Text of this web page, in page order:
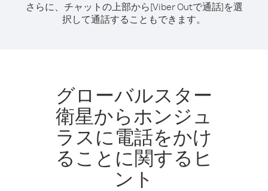
さらに、チャットの上部から[Viber Outで通話]を選
択して通話することもできます。
グローバルスター
衛星からホンジュ
ラスに電話をかけ
ることに関するヒ
ント